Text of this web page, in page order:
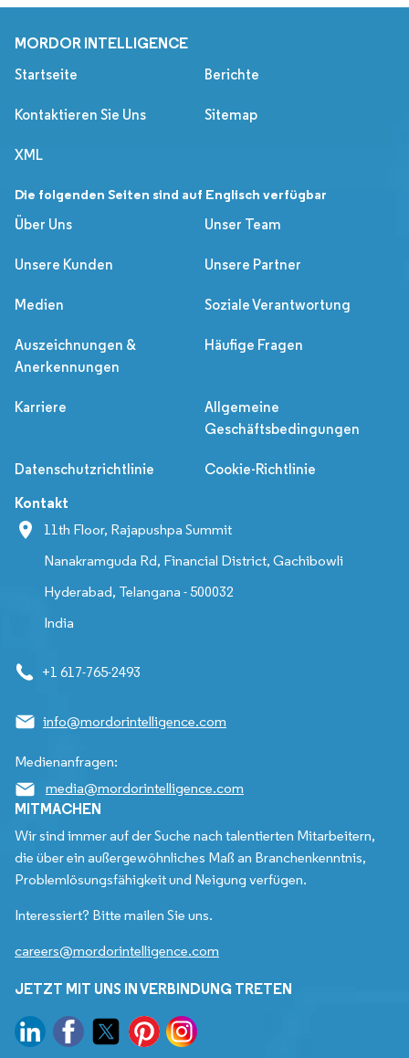
MORDOR INTELLIGENCE
Startseite Berichte
Kontaktieren Sie Uns Sitemap
XML
Die folgenden Seiten sind auf Englisch verfügbar
Über Uns
Unser Team
Unsere Kunden Unsere Partner
Medien Soziale Verantwortung
Auszeichnungen &
Anerkennungen
Häufige Fragen
Karriere
Allgemeine
Geschäftsbedingungen
Datenschutzrichtlinie Cookie-Richtlinie
Kontakt
11th Floor, Rajapushpa Summit
Nanakramguda Rd, Financial District, Gachibowli
Hyderabad, Telangana - 500032
India
+1 617-765-2493
info@mordorintelligence.com
Medienanfragen:
media@mordorintelligence.com
MITMACHEN
Wir sind immer auf der Suche nach talentierten Mitarbeitern,
die über ein außergewöhnliches Maß an Branchenkenntnis,
Problemlösungsfähigkeit und Neigung verfügen.
Interessiert? Bitte mailen Sie uns.
careers@mordorintelligence.com
JETZT MIT UNS IN VERBINDUNG TRETEN